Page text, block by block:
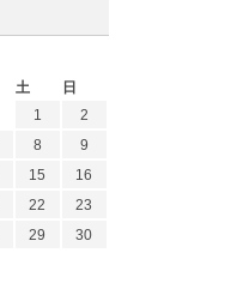
土
日
1
2
8
9
15
16
22
23
29
30